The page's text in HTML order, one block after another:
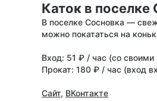
Каток в
В поселке Сосновка —
можно покататься на
Вход: 51 ₽ / час (со своими
Прокат: 180 ₽ / час (вход
Сайт, ВКонтакте